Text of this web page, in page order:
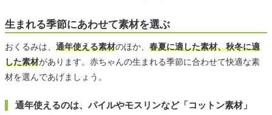
生まれる季節にあわせて素材を選ぶ
おくるみは、 通年使える素材のほか、 春夏に適した素材、秋冬に適
した素材があります。赤ちゃんの生まれる季節に合わせて快適な素
材を選んであげましょう。
通年使えるのは、パイルやモスリンなど「コットン素材」